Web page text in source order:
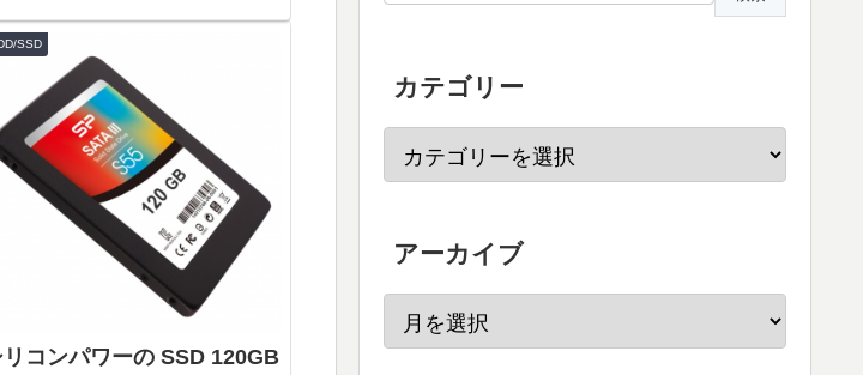
台。急グェ！関連：Panasonic ...
SSD
リコンパワーの SSD 120GB
カテゴリー
アーカイブ